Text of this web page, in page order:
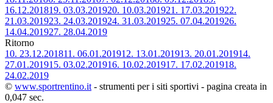
16.12.201819. 03.03.201920. 10.03.201921. 17.03.201922.
21.03.201923. 24.03.201924. 31.03.201925. 07.04.201926.
14.04.201927. 28.04.2019
Ritorno
10. 23.12.201811. 06.01.201912. 13.01.201913. 20.01.201914.
27.01.201915. 03.02.201916. 10.02.201917. 17.02.201918.
24.02.2019
© www.sportrentino.it - strumenti per i siti sportivi - pagina creata in
0,047 sec.